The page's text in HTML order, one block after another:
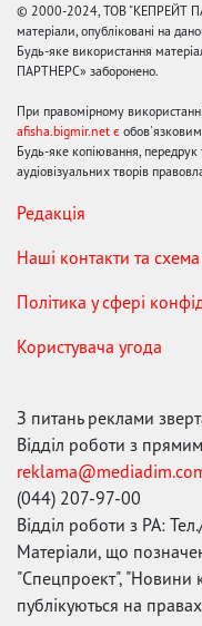
© 2000-2024, ТОВ "КЕПРЕЙТ
матеріали, опубліковані на
Будь-яке використання
ПАРТНЕРС» заборонено.
При правомірному
afisha.bigmir.net є
Будь-яке копіювання, передрук
аудіовізуальних творів
Редакція
Наші контакти та
Політика у сфері
Користувача угода
З питань реклами
Відділ роботи з
(044) 207-97-00
Відділ роботи з РА:
Матеріали, що
"Спецпроект", "Новини
публікуються на